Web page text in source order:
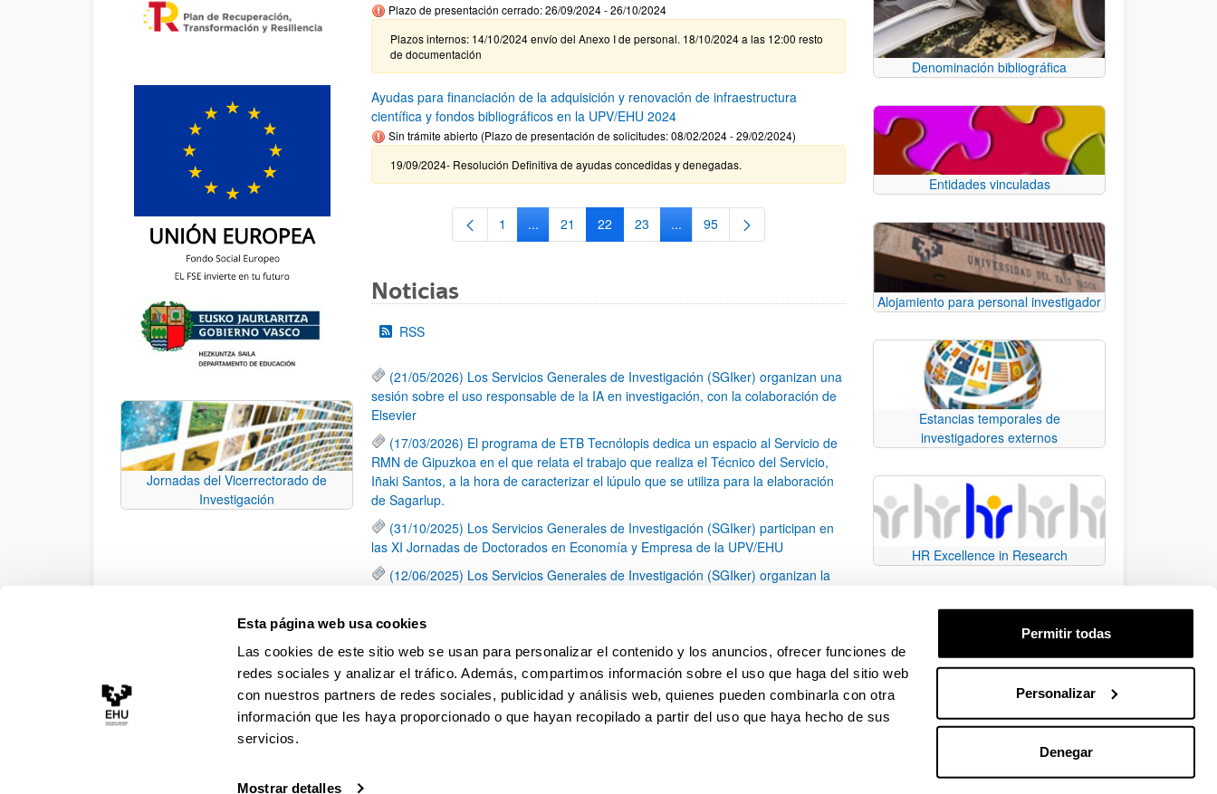
Esta página web usa cookies
Las cookies de este sitio web se usan para personalizar el contenido y los anuncios, ofrecer funciones de
redes sociales y analizar el tráfico. Además, compartimos información sobre el uso que haga del sitio web
con nuestros partners de redes sociales, publicidad y análisis web, quienes pueden combinarla con otra
información que les haya proporcionado o que hayan recopilado a partir del uso que haya hecho de sus
servicios.
Mostrar detalles
Permitir todas
Personalizar
Denegar
Jornadas del Vicerrectorado de
Investigación
Plazo de presentación cerrado: 26/09/2024 - 26/10/2024
Plazos internos: 14/10/2024 envío del Anexo I de personal. 18/10/2024 a las 12:00 resto
de documentación
Ayudas para financiación de la adquisición y renovación de infraestructura
científica y fondos bibliográficos en la UPV/EHU 2024
Sin trámite abierto (Plazo de presentación de solicitudes: 08/02/2024 - 29/02/2024)
19/09/2024- Resolución Definitiva de ayudas concedidas y denegadas.
Página
1 ...Páginas intermedias Use TAB para desplazarse.
Página
21 Página
22 Página
23 ...Páginas intermedias Use TAB para desplazarse.
Página
95
Noticias
RSS
(21/05/2026) Los Servicios Generales de Investigación (SGIker) organizan una
sesión sobre el uso responsable de la IA en investigación, con la colaboración de
Elsevier
(17/03/2026) El programa de ETB Tecnólopis dedica un espacio al Servicio de
RMN de Gipuzkoa en el que relata el trabajo que realiza el Técnico del Servicio,
Iñaki Santos, a la hora de caracterizar el lúpulo que se utiliza para la elaboración
de Sagarlup.
(31/10/2025) Los Servicios Generales de Investigación (SGIker) participan en
las XI Jornadas de Doctorados en Economía y Empresa de la UPV/EHU
(12/06/2025) Los Servicios Generales de Investigación (SGIker) organizan la
una caracterización química de dos variedades de lúpulo silvestre
Página
1 Página
2 Página
3 ...
Páginas intermedias Use TAB para desplazarse.
Página
79
Denominación bibliográfica
Entidades vinculadas
Alojamiento para personal investigador
Estancias temporales de
investigadores externos
HR Excellence in Research